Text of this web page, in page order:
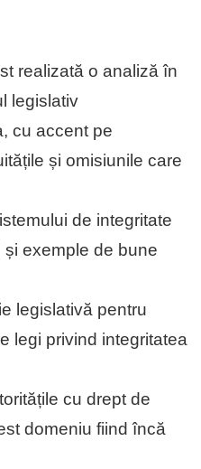
realizată o analiză în
legislativ
cu accent pe
și omisiunile care
de integritate
exemple de bune
legislativă pentru
legi privind integritatea
cu drept de
domeniu fiind încă